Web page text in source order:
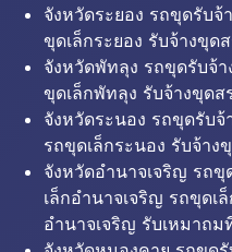
จังหวัดระยอง รถขุดรับจ้
ขุดเล็กระยอง รับจ้างขุด
จังหวัดพัทลุง รถขุดรับจ้
ขุดเล็กพัทลุง รับจ้างขุด
จังหวัดระนอง รถขุดรับจ้
รถขุดเล็กระนอง รับจ้าง
จังหวัดอำนาจเจริญ รถ
เล็กอำนาจเจริญ รถขุดเ
อำนาจเจริญ รับเหมาถม